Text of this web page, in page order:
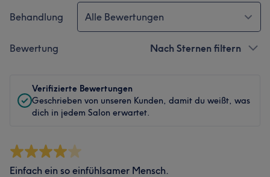
Behandlung Alle Bewertungen
Bewertung Nach Sternen filtern
Verifizierte Bewertungen
Geschrieben von unseren Kunden, damit du weißt, was
dich in jedem Salon erwartet.
Einfach ein so einfühlsamer Mensch.